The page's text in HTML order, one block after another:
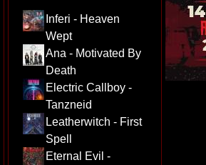
Inferi - Heaven
Wept
Ana - Motivated By
Death
Electric Callboy -
Tanzneid
Leatherwitch - First
Spell
Eternal Evil -